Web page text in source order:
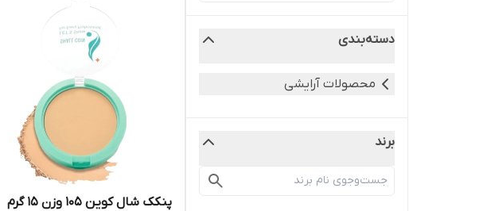
دسته‌بندی
محصولات آرایشی
برند
پنکک شال کوین 105 وزن 15 گرم